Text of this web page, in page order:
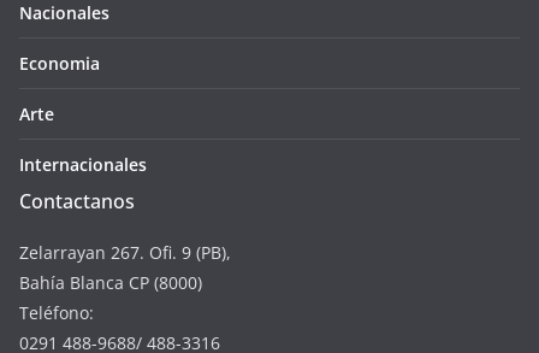
Nacionales
Economia
Arte
Internacionales
Contactanos
Zelarrayan 267. Ofi. 9 (PB),
Bahía Blanca CP (8000)
Teléfono:
0291 488-9688/ 488-3316